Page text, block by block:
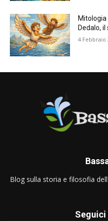
Mitologia
Dedalo,
4 Febbraio
Blog sulla storia e filosofia
Seguici